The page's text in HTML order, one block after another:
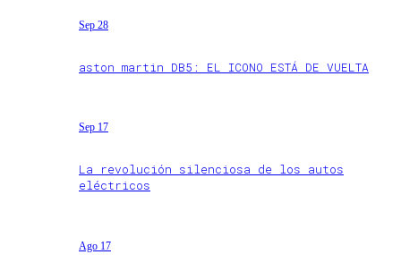
Sep 28
aston martin DB5: EL ICONO ESTÁ DE VUELTA
Sep 17
La revolución silenciosa de los autos
eléctricos
Ago 17